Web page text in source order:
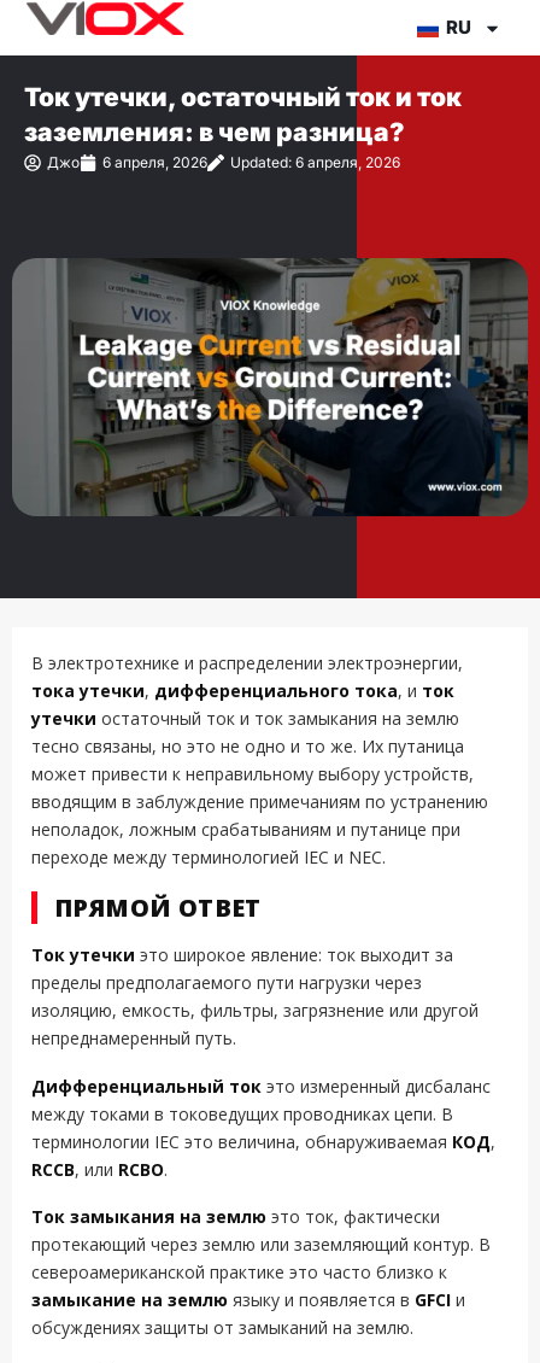
Перейти
RU
Ток утечки, остаточный ток и ток
заземления: в чем разница?
Джо 6 апреля, 2026 Updated: 6 апреля, 2026
В электротехнике и распределении электроэнергии,
тока утечки, дифференциального тока, и ток
утечки остаточный ток и ток замыкания на землю
тесно связаны, но это не одно и то же. Их путаница
может привести к неправильному выбору устройств,
вводящим в заблуждение примечаниям по устранению
неполадок, ложным срабатываниям и путанице при
переходе между терминологией IEC и NEC.
ПРЯМОЙ ОТВЕТ
Ток утечки это широкое явление: ток выходит за
пределы предполагаемого пути нагрузки через
изоляцию, емкость, фильтры, загрязнение или другой
непреднамеренный путь.
Дифференциальный ток это измеренный дисбаланс
между токами в токоведущих проводниках цепи. В
терминологии IEC это величина, обнаруживаемая КОД,
RCCB, или RCBO.
Ток замыкания на землю это ток, фактически
протекающий через землю или заземляющий контур. В
североамериканской практике это часто близко к
замыкание на землю языку и появляется в GFCI и
обсуждениях защиты от замыканий на землю.